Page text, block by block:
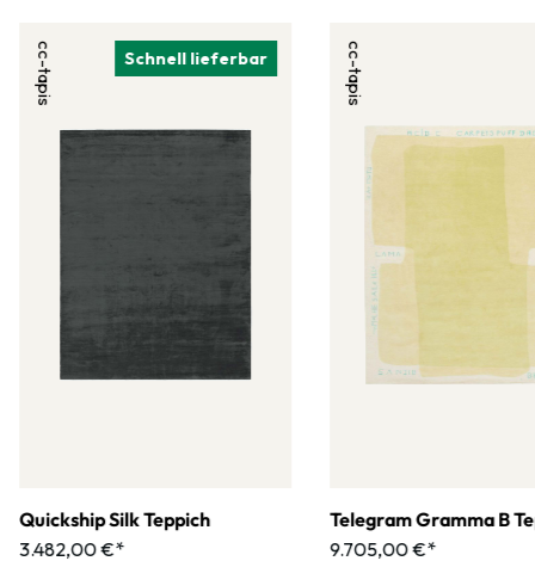
Schnell lieferbar
cc-tapis
Quickship Silk Teppich
3.482,00 €*
cc-tapis
Telegram Gramma B
9.705,00 €*